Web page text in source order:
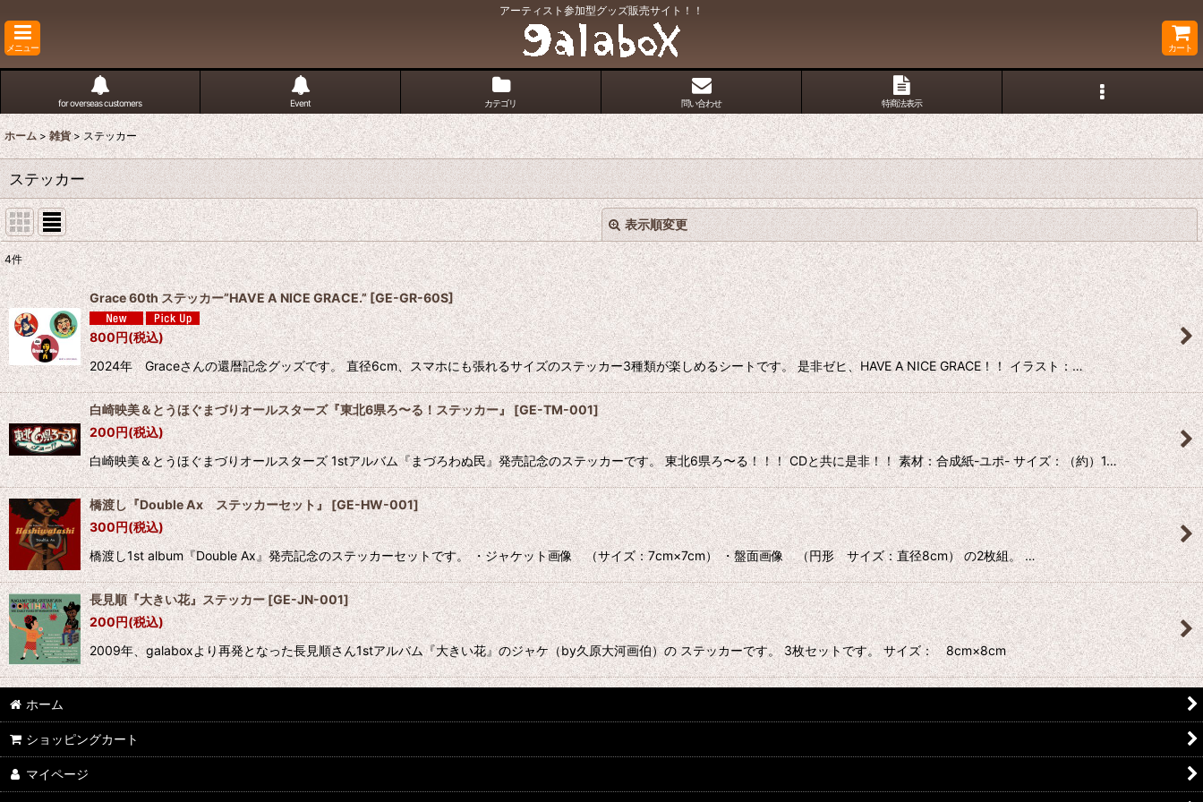
アーティスト参加型グッズ販売サイト！！
メニュー カート
for overseas customers Event カテゴリ 問い合わせ 特商法表示
ホーム > 雑貨 > ステッカー
ステッカー
表示順変更
表示数:
並び順:
絞り込む
閉じる
4件
Grace 60th ステッカー”HAVE A NICE GRACE.”[GE-GR-60S]
800円(税込)
2024年 Graceさんの還暦記念グッズです。 直径6cm、スマホにも張れるサイズのステッカー3種類が楽しめるシートです。 是非ゼヒ、HAVE A NICE GRACE！！ イラスト：…
白崎映美＆とうほぐまづりオールスターズ『東北6県ろ〜る！ステッカー』 [GE-TM-001]
200円(税込)
白崎映美＆とうほぐまづりオールスターズ 1stアルバム『まづろわぬ民』発売記念のステッカーです。 東北6県ろ〜る！！！ CDと共に是非！！ 素材：合成紙-ユポ- サイズ：（約）1…
橋渡し『Double Ax ステッカーセット』 [GE-HW-001]
300円(税込)
橋渡し1st album『Double Ax』発売記念のステッカーセットです。 ・ジャケット画像 （サイズ：7cm×7cm） ・盤面画像 （円形 サイズ：直径8cm） の2枚組。 …
長見順『大きい花』ステッカー [GE-JN-001]
200円(税込)
2009年、galaboxより再発となった長見順さん1stアルバム『大きい花』のジャケ（by久原大河画伯）の ステッカーです。 3枚セットです。 サイズ： 8cm×8cm
ホーム
ショッピングカート
マイページ